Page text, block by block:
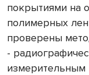
покрытиями на
полимерных
проверены
-
измерительным